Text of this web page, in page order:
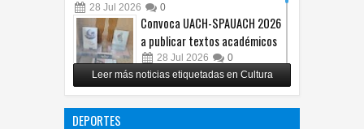
28 Jul 2026 0
Convoca UACH-SPAUACH 2026
a publicar textos académicos
28 Jul 2026 0
Copian proyecto pictórico del
exalcalde Juan Blanco
Leer más noticias etiquetadas en Cultura
DEPORTES